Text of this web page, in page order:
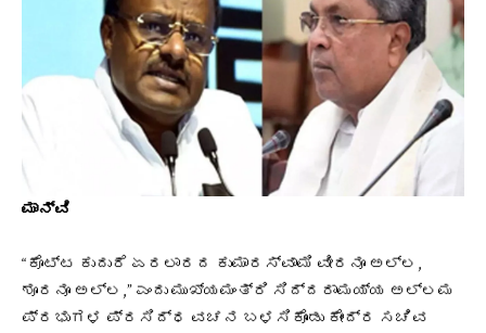
ಮಾನ್ವಿ
“ಕೊಟ್ಟ ಕುದುರೆ ಏರಲಾರದ ಕುಮಾರಸ್ವಾಮಿ ವೀರನೂ ಅಲ್ಲ,
ಶೂರನೂ ಅಲ್ಲ,” ಎಂದು ಮುಖ್ಯಮಂತ್ರಿ ಸಿದ್ದರಾಮಯ್ಯ ಅಲ್ಲಮ
ಪ್ರಭುಗಳ ಪ್ರಸಿದ್ಧ ವಚನ ಬಳಸಿಕೊಂಡು ಕೇಂದ್ರ ಸಚಿವ